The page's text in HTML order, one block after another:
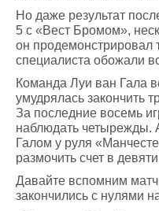
Но даже результат
5 с «Вест Бромом»,
он продемонстрировал
специалиста обожали
Команда Луи ван Гала
умудрялась закончить
За последние восемь
наблюдать четырежды.
Галом у руля
размочить счет в
Давайте вспомним
закончились с нулями